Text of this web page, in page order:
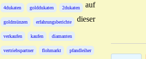
4dukaten golddukaten 2dukaten
goldmünzen erfahrungsberichte
verkaufen kaufen diamanten
vertriebspartner flohmarkt pfandleiher
auf
dieser